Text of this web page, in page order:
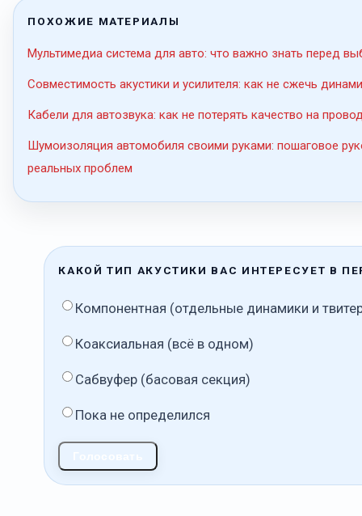
ПОХОЖИЕ МАТЕРИАЛЫ
Мультимедиа система для авто: что важно знать перед
Совместимость акустики и усилителя: как не сжечь
Кабели для автозвука: как не потерять качество на
Шумоизоляция автомобиля своими руками: пошаговое
реальных проблем
КАКОЙ ТИП АКУСТИКИ ВАС ИНТЕРЕСУЕТ В
Компонентная (отдельные динамики и
Коаксиальная (всё в одном)
Сабвуфер (басовая секция)
Пока не определился